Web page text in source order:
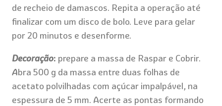
de recheio de damascos. Repita a operação até
finalizar com um disco de bolo. Leve para gelar
por 20 minutos e desenforme.
Decoração: prepare a massa de Raspar e Cobrir.
Abra 500 g da massa entre duas folhas de
acetato polvilhadas com açúcar impalpável, na
espessura de 5 mm. Acerte as pontas formando